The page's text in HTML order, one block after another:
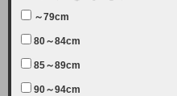
しました。無事、メンテナンスが完
致します。
2025-06-11 (水)
【サーバーメンテナンス実施につい
～79cm
80～84cm
85～89cm
90～94cm